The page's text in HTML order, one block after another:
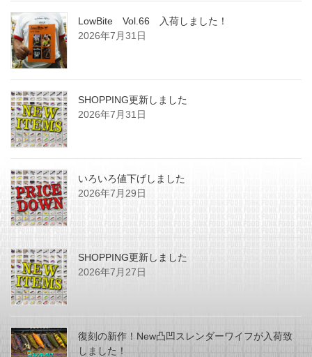
LowBite Vol.66 入荷しました！
2026年7月31日
SHOPPING更新しました
2026年7月31日
いろいろ値下げしました
2026年7月29日
SHOPPING更新しました
2026年7月27日
復刻の新作！New凸凹スレンダーワイフが入荷致
しました！